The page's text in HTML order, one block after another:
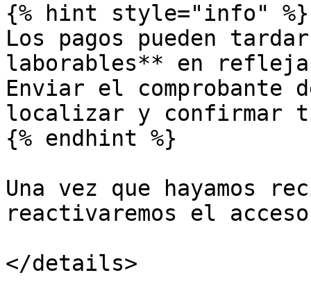
{% hint style="info" %}
Los pagos pueden
laborables** en
Enviar el comprobante
localizar y confirmar
{% endhint %}
Una vez que hayamos
reactivaremos el
</details>